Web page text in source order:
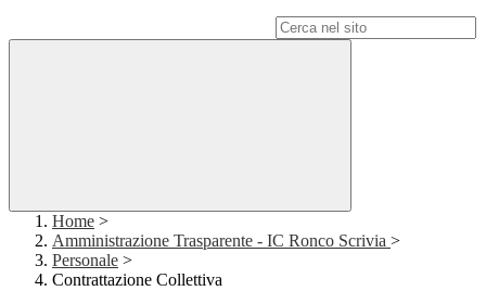
Home >
Amministrazione Trasparente - IC Ronco Scrivia >
Personale >
Contrattazione Collettiva